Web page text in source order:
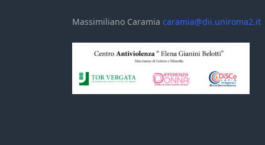
Massimiliano Caramia caramia@dii.uniroma2.it